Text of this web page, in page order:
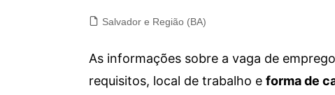
Salvador e Região (BA)
As informações sobre a vaga de
requisitos, local de trabalho e forma de